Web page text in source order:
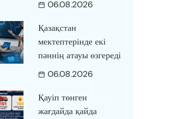
06.08.2026
Қазақстан
мектептерінде екі
пәннің атауы өзгереді
06.08.2026
Қауіп төнген
жағдайда қайда